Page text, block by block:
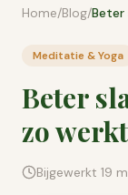
Home/Blog/
Meditatie & Yoga
Beter
zo
Bijgewerkt 19